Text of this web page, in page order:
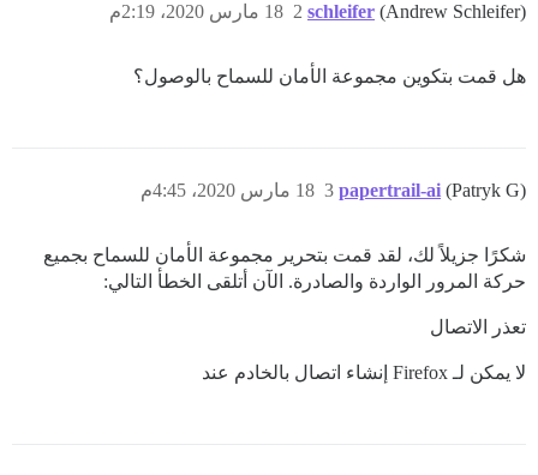
schleifer (Andrew Schleifer) 18 مارس 2020، 2:19م 2
هل قمت بتكوين مجموعة الأمان للسماح بالوصول؟
papertrail-ai (Patryk G) 18 مارس 2020، 4:45م 3
شكرًا جزيلاً لك، لقد قمت بتحرير مجموعة الأمان للسماح بجميع
حركة المرور الواردة والصادرة. الآن أتلقى الخطأ التالي:
تعذر الاتصال
لا يمكن لـ Firefox إنشاء اتصال بالخادم عند